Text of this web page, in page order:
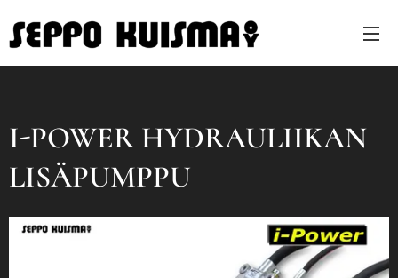
I-POWER HYDRAULIIKAN
LISÄPUMPPU